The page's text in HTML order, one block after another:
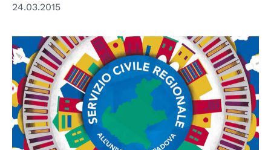
24.03.2015
© Unipd